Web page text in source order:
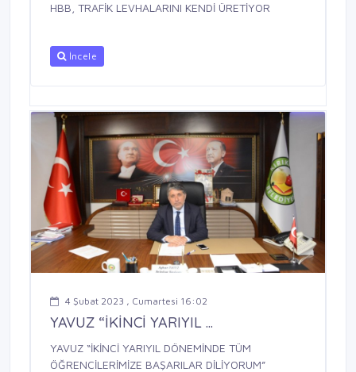
HBB, TRAFİK LEVHALARINI KENDİ ÜRETİYOR
İncele
4 Şubat 2023 , Cumartesi 16:02
YAVUZ “İKİNCİ YARIYIL ...
YAVUZ “İKİNCİ YARIYIL DÖNEMİNDE TÜM
ÖĞRENCİLERİMİZE BAŞARILAR DİLİYORUM”